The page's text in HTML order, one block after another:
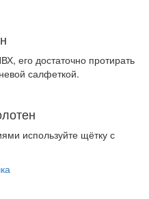
его достаточно протирать
салфеткой.
используйте щётку с